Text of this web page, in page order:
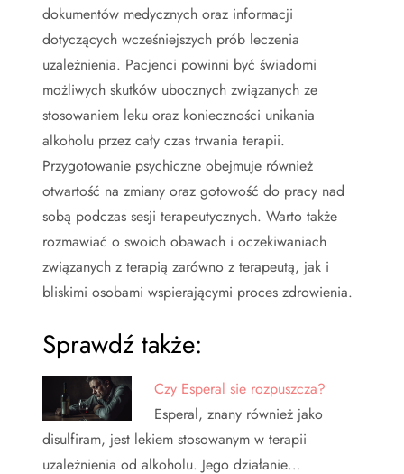
dokumentów medycznych oraz informacji
dotyczących wcześniejszych prób leczenia
uzależnienia. Pacjenci powinni być świadomi
możliwych skutków ubocznych związanych ze
stosowaniem leku oraz konieczności unikania
alkoholu przez cały czas trwania terapii.
Przygotowanie psychiczne obejmuje również
otwartość na zmiany oraz gotowość do pracy nad
sobą podczas sesji terapeutycznych. Warto także
rozmawiać o swoich obawach i oczekiwaniach
związanych z terapią zarówno z terapeutą, jak i
bliskimi osobami wspierającymi proces zdrowienia.
Sprawdź także:
Czy Esperal sie rozpuszcza?
Esperal, znany również jako
disulfiram, jest lekiem stosowanym w terapii
uzależnienia od alkoholu. Jego działanie…